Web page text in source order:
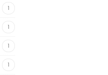
1
1
1
1